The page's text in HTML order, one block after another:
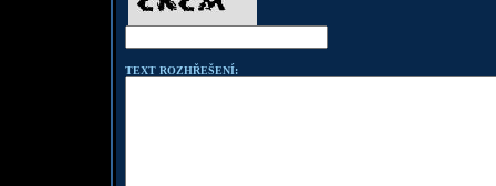
TEXT ROZHŘEŠENÍ: